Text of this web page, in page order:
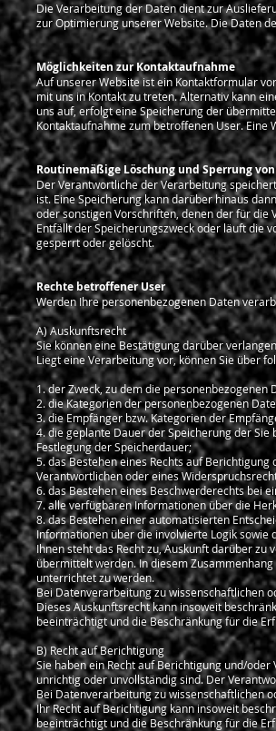
Die Verarbeitung der Daten dient zur
zur Optimierung unserer Website. Die Daten
Möglichkeiten zur Kontaktaufnahme
Auf unserer Website ist ein Kontaktformular
mit uns in Kontakt zu treten. Alternativ kann
uns auf, erfolgt eine Speicherung der
Kontaktaufnahme zum betroffenen User.
Routinemäßige Löschung und Sperrung
Der Verantwortliche der Verarbeitung
ist. Eine Speicherung kann darüber hinaus
oder sonstigen Vorschriften, denen der für
Entfällt der Speicherungszweck oder läuft die
gesperrt oder gelöscht.
Rechte betroffener User
Werden Ihre personenbezogenen Daten
A) Auskunftsrecht
Sie können eine Bestätigung darüber
Liegt eine Verarbeitung vor, können Sie über
1. der Zweck, zu dem die personenbezogenen
2. die Kategorien der personenbezogenen
3. die Empfänger bzw. Kategorien der
4. die geplante Dauer der Speicherung der
Festlegung der Speicherdauer;
5. das Bestehen eines Rechts auf
Verantwortlichen oder eines
6. das Bestehen eines Beschwerderechts bei
7. alle verfügbaren Informationen über die
8. das Bestehen einer automatisierten
Informationen über die involvierte Logik
Ihnen steht das Recht zu, Auskunft darüber
übermittelt werden. In diesem
unterrichtet zu werden.
Bei Datenverarbeitung zu wissenschaftlichen
Dieses Auskunftsrecht kann insoweit
beeinträchtigt und die Beschränkung für die
​B) Recht auf Berichtigung
Sie haben ein Recht auf Berichtigung und/
unrichtig oder unvollständig sind. Der
Bei Datenverarbeitung zu wissenschaftlichen
Ihr Recht auf Berichtigung kann insoweit
beeinträchtigt und die Beschränkung für die